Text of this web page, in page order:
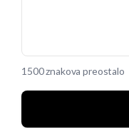
1500 znakova preostalo